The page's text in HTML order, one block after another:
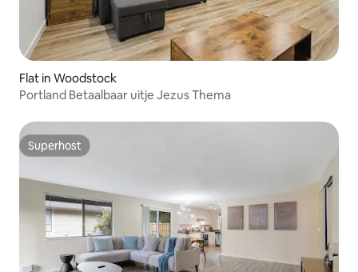
Flat in Woodstock
Portland Betaalbaar uitje Jezus Thema
Superhost
Superhost